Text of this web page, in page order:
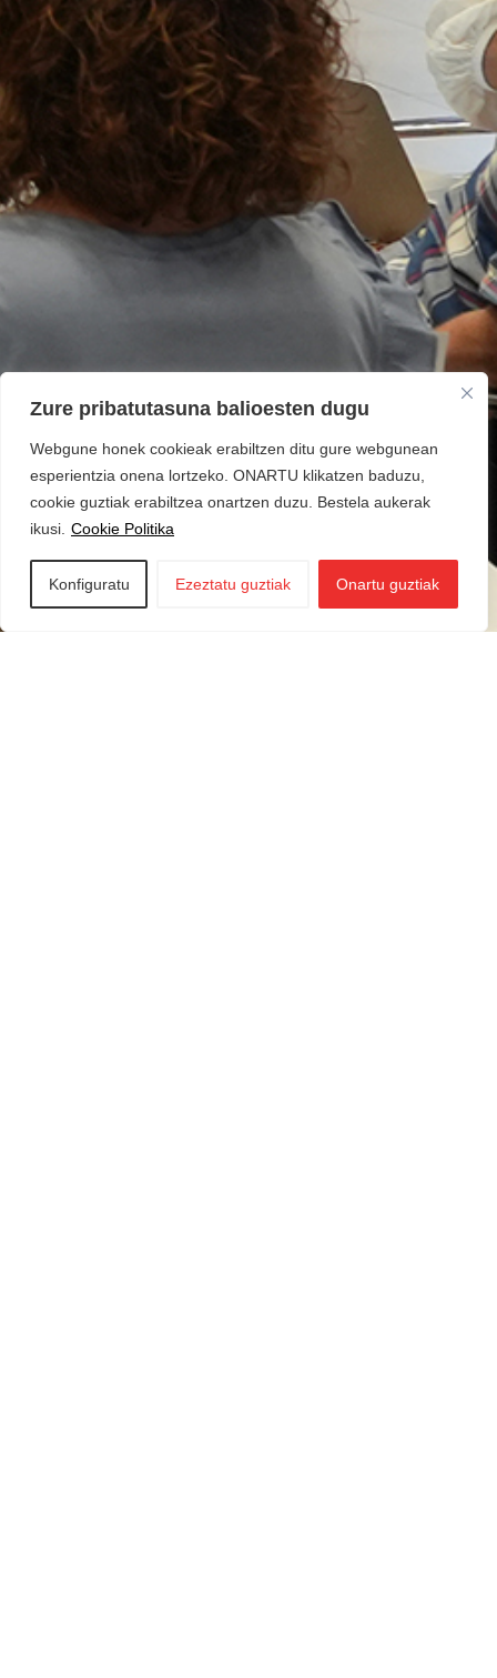
Zure pribatutasuna balioesten dugu
Webgune honek cookieak erabiltzen ditu gure webgunean
esperientzia onena lortzeko. ONARTU klikatzen baduzu,
cookie guztiak erabiltzea onartzen duzu. Bestela aukerak
ikusi. Cookie Politika
Konfiguratu Ezeztatu guztiak Onartu guztiak